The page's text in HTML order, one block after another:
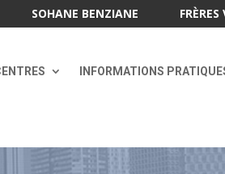
SOHANE BENZIANE
INFORMATIONS